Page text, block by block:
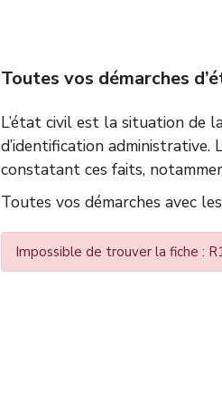
Toutes vos démarches
L’état civil est la situation de
d’identification administrative.
constatant ces faits,
Toutes vos démarches avec
Impossible de trouver la fiche :